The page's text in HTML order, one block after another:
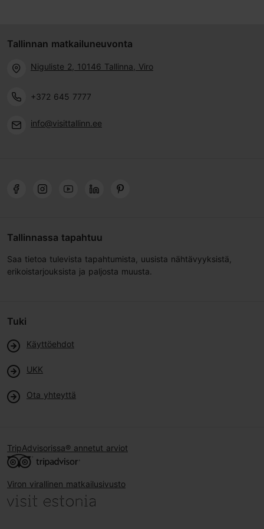
Tallinnan matkailuneuvonta
Niguliste 2, 10146 Tallinna, Viro
+372 645 7777
info@visittallinn.ee
Tallinnassa tapahtuu
Saa tietoa tulevista tapahtumista, uusista nähtävyyksistä,
erikoistarjouksista ja paljosta muusta.
Tuki
Käyttöehdot
UKK
Ota yhteyttä
TripAdvisorissa® annetut arviot
Viron virallinen matkailusivusto